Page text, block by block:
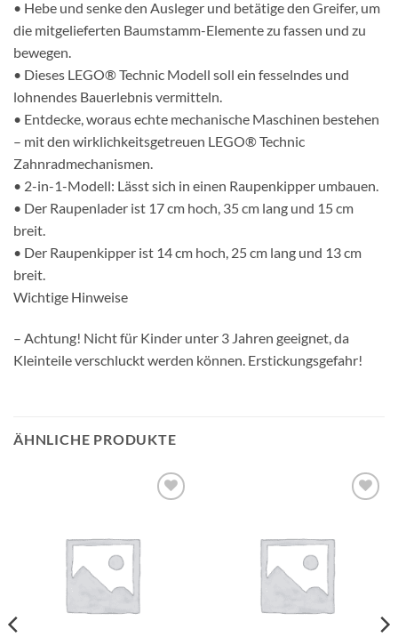
• Hebe und senke den Ausleger und betätige den Greifer, um
die mitgelieferten Baumstamm-Elemente zu fassen und zu
bewegen.
• Dieses LEGO® Technic Modell soll ein fesselndes und
lohnendes Bauerlebnis vermitteln.
• Entdecke, woraus echte mechanische Maschinen bestehen
– mit den wirklichkeitsgetreuen LEGO® Technic
Zahnradmechanismen.
• 2-in-1-Modell: Lässt sich in einen Raupenkipper umbauen.
• Der Raupenlader ist 17 cm hoch, 35 cm lang und 15 cm
breit.
• Der Raupenkipper ist 14 cm hoch, 25 cm lang und 13 cm
breit.
Wichtige Hinweise
– Achtung! Nicht für Kinder unter 3 Jahren geeignet, da
Kleinteile verschluckt werden können. Erstickungsgefahr!
ÄHNLICHE PRODUKTE